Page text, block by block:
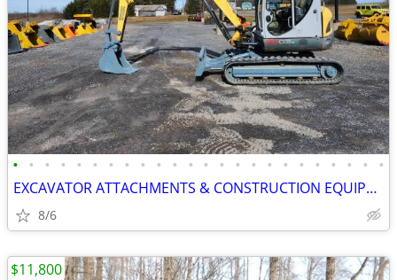
• • • • • • • • • • • • • • • • • • • • • • • •
EXCAVATOR ATTACHMENTS & CONSTRUCTION EQUIPMENT ON SALE!!!
8/6
$11,800